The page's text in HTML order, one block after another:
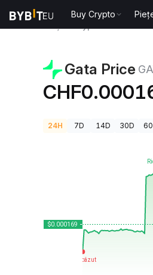
Buy Crypto
Gata Price
24H 7D 14D 30D